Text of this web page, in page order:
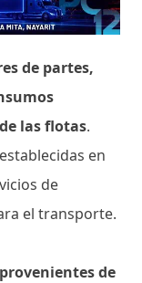
de partes,
las flotas.
en
de
el transporte.
de